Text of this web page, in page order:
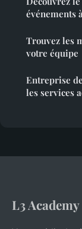
événements
Trouvez les
votre équipe
Entreprise
les services
L3 Academy